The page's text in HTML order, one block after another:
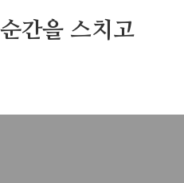
간을 스치고